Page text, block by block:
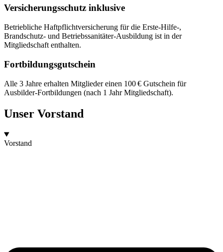
Versicherungsschutz inklusive
Betriebliche Haftpflichtversicherung für die Erste-Hilfe-,
Brandschutz- und Betriebssanitäter-Ausbildung ist in der
Mitgliedschaft enthalten.
Fortbildungsgutschein
Alle 3 Jahre erhalten Mitglieder einen 100 € Gutschein für
Ausbilder-Fortbildungen (nach 1 Jahr Mitgliedschaft).
Unser Vorstand
Vorstand